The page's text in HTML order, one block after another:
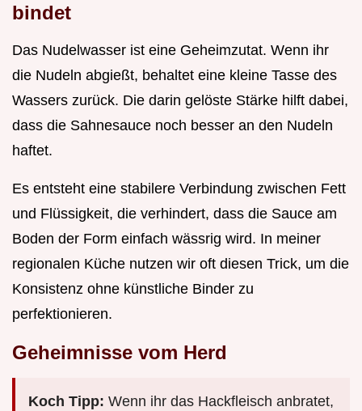
bindet
Das Nudelwasser ist eine Geheimzutat. Wenn ihr
die Nudeln abgießt, behaltet eine kleine Tasse des
Wassers zurück. Die darin gelöste Stärke hilft dabei,
dass die Sahnesauce noch besser an den Nudeln
haftet.
Es entsteht eine stabilere Verbindung zwischen Fett
und Flüssigkeit, die verhindert, dass die Sauce am
Boden der Form einfach wässrig wird. In meiner
regionalen Küche nutzen wir oft diesen Trick, um die
Konsistenz ohne künstliche Binder zu
perfektionieren.
Geheimnisse vom Herd
Koch Tipp: Wenn ihr das Hackfleisch anbratet,